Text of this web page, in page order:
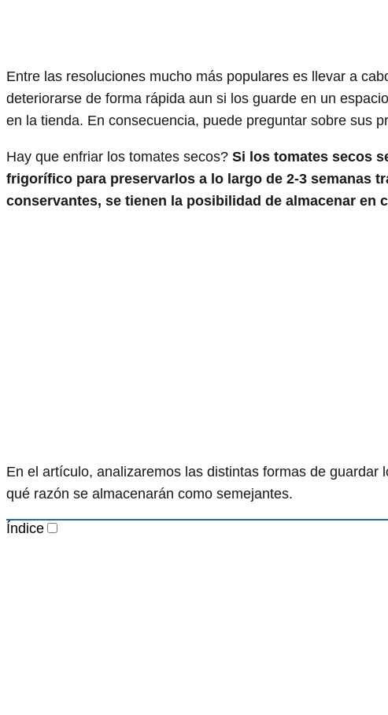
Entre las resoluciones mucho más populares es llevar a
deteriorarse de forma rápida aun si los guarde en un
en la tienda. En consecuencia, puede preguntar sobre sus
Hay que enfriar los tomates secos? Si los tomates secos
frigorífico para preservarlos a lo largo de 2-3 semanas
conservantes, se tienen la posibilidad de almacenar en
En el artículo, analizaremos las distintas formas de
qué razón se almacenarán como semejantes.
Índice